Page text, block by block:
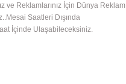
ve Reklamlarınız İçin Dünya Reklam
Saatleri Dışında
İçinde Ulaşabileceksiniz.